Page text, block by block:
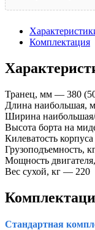
Комплектация
Транец, мм — 380
Длина наибольшая,
Ширина
Высота борта на
Килеватость
Грузоподъемность,
Мощность
Вес сухой, кг — 220
Стандартная